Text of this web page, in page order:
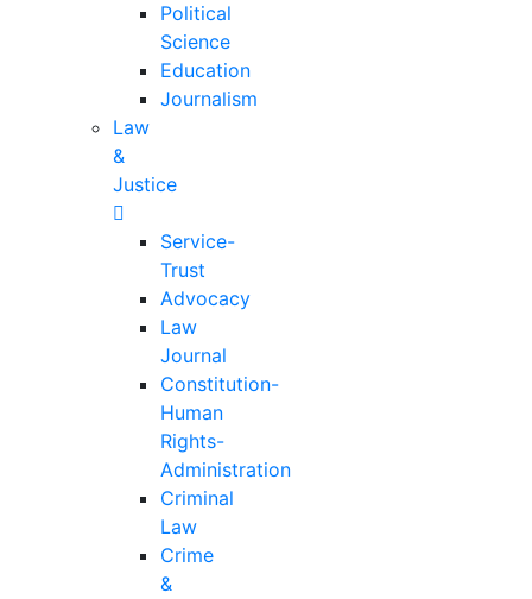
Political
Science
Education
Journalism
Law
&
Justice
Service-
Trust
Advocacy
Law
Journal
Constitution-
Human
Rights-
Administration
Criminal
Law
Crime
&